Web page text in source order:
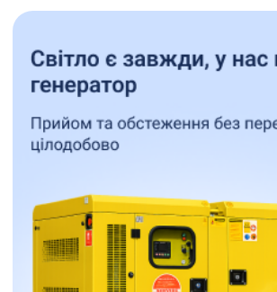
ПОСЛУГИ
ЗАЛИШИТИ ВІДГУК